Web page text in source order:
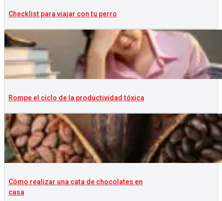
Checklist para viajar con tu perro
Rompe el ciclo de la productividad tóxica
Cómo realizar una cata de chocolates en
casa